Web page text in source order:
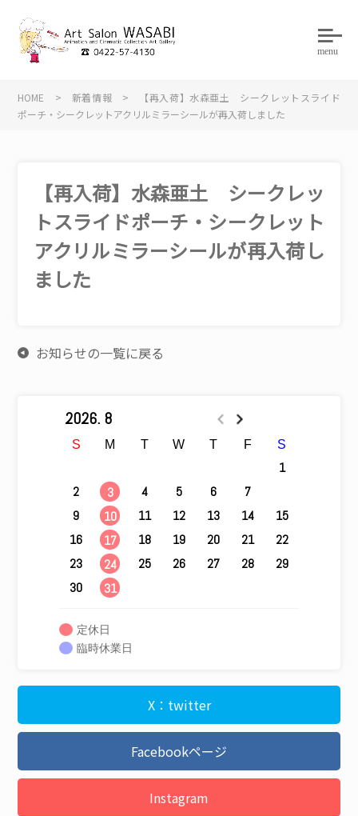
menu
HOME > 新着情報 >
【再入荷】水森亜土 シークレットスライド
ポーチ・シークレットアクリルミラーシールが再入荷しました
【再入荷】水森亜土 シークレッ
トスライドポーチ・シークレット
アクリルミラーシールが再入荷し
ました
お知らせの一覧に戻る
2026. 8
S M T W T F S
1
2
3 4 5 6 7
9
10 11 12 13 14
15
16
17 18 19 20 21
22
23
24 25 26 27 28
29
30
31
定休日
臨時休業日
X：twitter
Facebookページ
Instagram